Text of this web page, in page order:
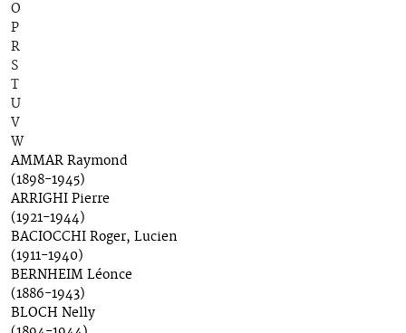
O
P
R
S
T
U
V
W
AMMAR Raymond
(1898-1945)
ARRIGHI Pierre
(1921-1944)
BACIOCCHI Roger, Lucien
(1911-1940)
BERNHEIM Léonce
(1886-1943)
BLOCH Nelly